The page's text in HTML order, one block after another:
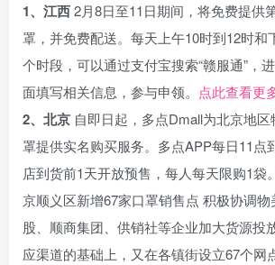
1、江西2月8日至11日期间，将免费提供
罩，并免费配送。每天上午10时到12时和
个时段，可以通过支付宝搜索“赣服通”，
面填写相关信息，参与申领。 点此查看更
2、北京 自即日起，多点Dmall为北京地
罩提供实名购买服务。多点APP每日11点
店到货前1天开放预售，每人每天限购1袋。
京顺义区新增67家口罩销售点 积极协调
股、顺商集团、供销社等企业加大货源投
应渠道的基础上，又在各镇街设立67个网